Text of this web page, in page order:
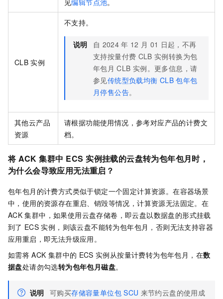
CLB 实例
不支持。
说明 自 2024 年 12 月 01 日起，不再
支持按量付费 CLB 实例转换为包
年包月 CLB 实例。更多信息，请
参见传统型负载均衡 CLB 包年包
月停售公告。
其他云产品
资源
请根据功能使用情况，参考对应产品的计费文
档。
将 ACK 集群中 ECS 实例挂载的云盘转为包年包月时，
为什么会导致应用无法重启？
包年包月的计费方式类似于锁定一个固定计算资源。在容器场景
中，使用的资源存在重启、销毁等情况，计算资源无法固定。在
ACK 集群中，如果使用云盘存储卷，即云盘以数据盘的形式挂载
到了 ECS 实例，则该云盘不能转为包年包月，否则无法支持容器
应用重启，即无法升级应用。
如需将 ACK 集群中的 ECS 实例从按量计费转为包年包月，在数
据盘处请勿勾选转为包年包月磁盘。
说明 可购买存储容量单位包 SCU 来节约云盘的使用成